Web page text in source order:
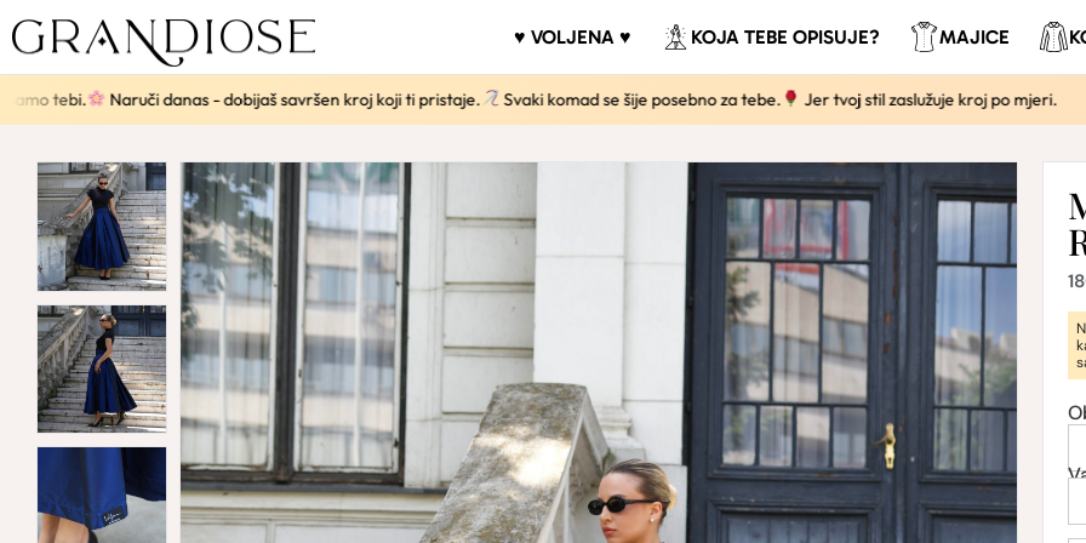
♥ VOLJENA ♥ KOJA TEBE OPISUJE? MAJICE
tebi. Naruči danas - dobijaš savršen kroj koji ti pristaje. Svaki komad se šije posebno za tebe. Jer tvoj stil zaslužuje kroj po mjeri.